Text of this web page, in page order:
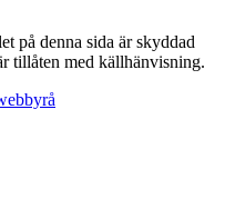
på denna sida är skyddad
tillåten med källhänvisning.